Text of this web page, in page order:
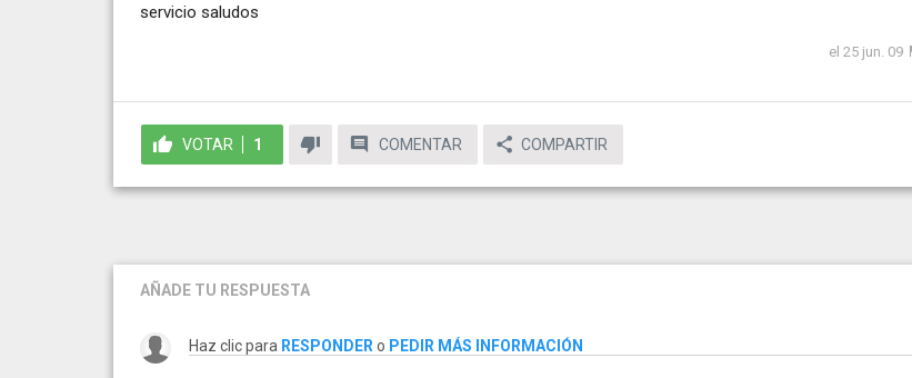
servicio saludos
el 25 jun. 09
VOTAR 1 COMENTAR COMPARTIR
AÑADE TU RESPUESTA
Haz clic para RESPONDER o PEDIR MÁS INFORMACIÓN